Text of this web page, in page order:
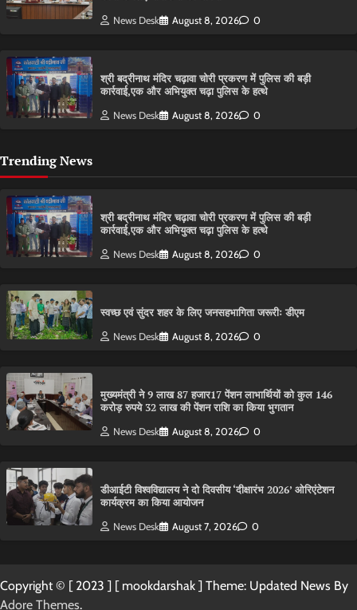
News Desk August 8, 2026 0
श्री बद्रीनाथ मंदिर चढ़ावा चोरी प्रकरण में पुलिस की बड़ी
कार्रवाई,एक और अभियुक्त चढ़ा पुलिस के हत्थे
News Desk August 8, 2026 0
Trending News
श्री बद्रीनाथ मंदिर चढ़ावा चोरी प्रकरण में पुलिस की बड़ी
कार्रवाई,एक और अभियुक्त चढ़ा पुलिस के हत्थे
News Desk August 8, 2026 0
स्वच्छ एवं सुंदर शहर के लिए जनसहभागिता जरूरीः डीएम
News Desk August 8, 2026 0
मुख्यमंत्री ने 9 लाख 87 हजार17 पेंशन लाभार्थियों को कुल 146
करोड़ रुपये 32 लाख की पेंशन राशि का किया भुगतान
News Desk August 8, 2026 0
डीआईटी विश्वविद्यालय ने दो दिवसीय ‘दीक्षारंभ 2026’ ओरिएंटेशन
कार्यक्रम का किया आयोजन
News Desk August 7, 2026 0
Copyright © [ 2023 ] [ mookdarshak ] Theme: Updated News By
Adore Themes.